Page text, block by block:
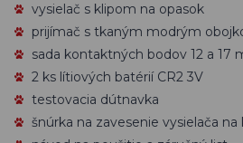
vysielač s klipom na opasok
prijímač s tkaným modrým
sada kontaktných bodov 12 a 17
2 ks lítiových batérií CR2 3V
testovacia dútnavka
šnúrka na zavesenie vysielača na